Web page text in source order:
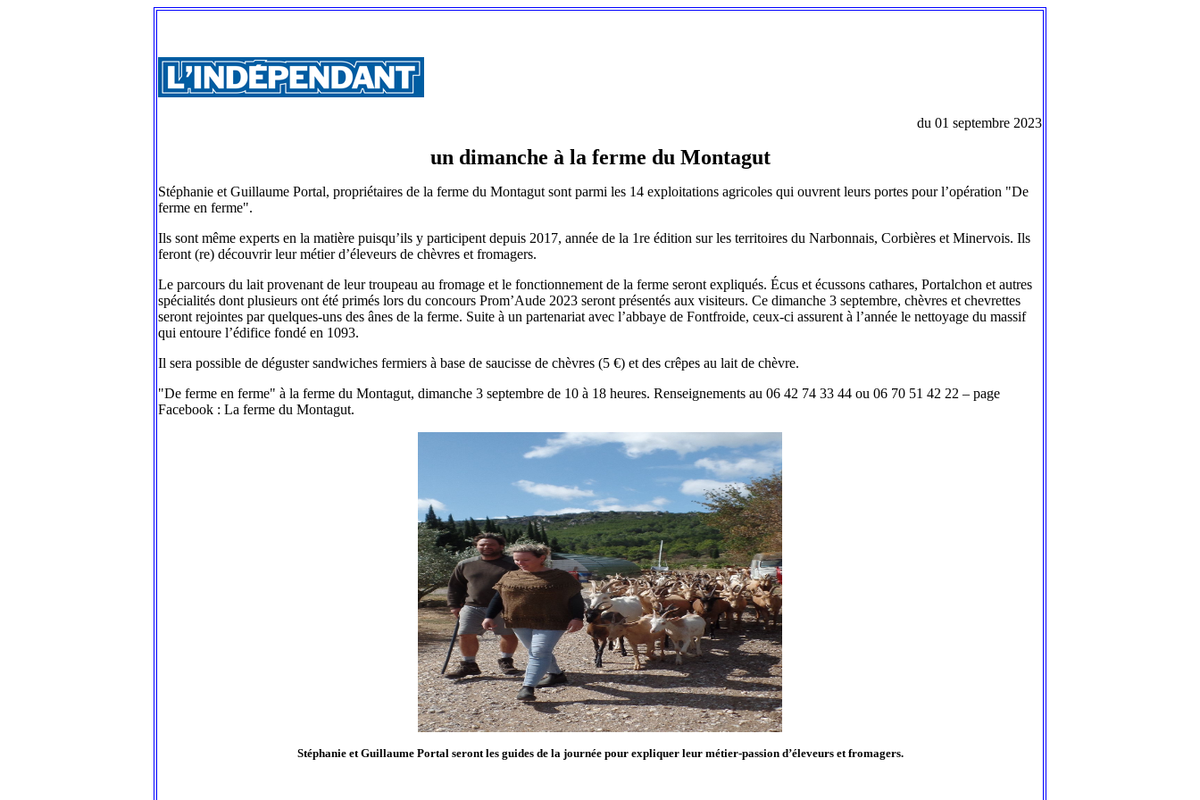
du 01 septembre 2023
un dimanche à la ferme du Montagut
Stéphanie et Guillaume Portal, propriétaires de la ferme du Montagut sont parmi les 14 exploitations agricoles qui ouvrent leurs portes pour l’opération "De
ferme en ferme".
Ils sont même experts en la matière puisqu’ils y participent depuis 2017, année de la 1re édition sur les territoires du Narbonnais, Corbières et Minervois. Ils
feront (re) découvrir leur métier d’éleveurs de chèvres et fromagers.
Le parcours du lait provenant de leur troupeau au fromage et le fonctionnement de la ferme seront expliqués. Écus et écussons cathares, Portalchon et autres
spécialités dont plusieurs ont été primés lors du concours Prom’Aude 2023 seront présentés aux visiteurs. Ce dimanche 3 septembre, chèvres et chevrettes
seront rejointes par quelques-uns des ânes de la ferme. Suite à un partenariat avec l’abbaye de Fontfroide, ceux-ci assurent à l’année le nettoyage du massif
qui entoure l’édifice fondé en 1093.
Il sera possible de déguster sandwiches fermiers à base de saucisse de chèvres (5 €) et des crêpes au lait de chèvre.
"De ferme en ferme" à la ferme du Montagut, dimanche 3 septembre de 10 à 18 heures. Renseignements au 06 42 74 33 44 ou 06 70 51 42 22 – page
Facebook : La ferme du Montagut.
Stéphanie et Guillaume Portal seront les guides de la journée pour expliquer leur métier-passion d’éleveurs et fromagers.